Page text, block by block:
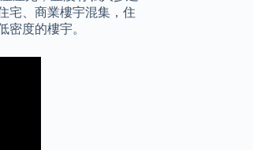
宅、商業樓宇混集，住
度的樓宇。